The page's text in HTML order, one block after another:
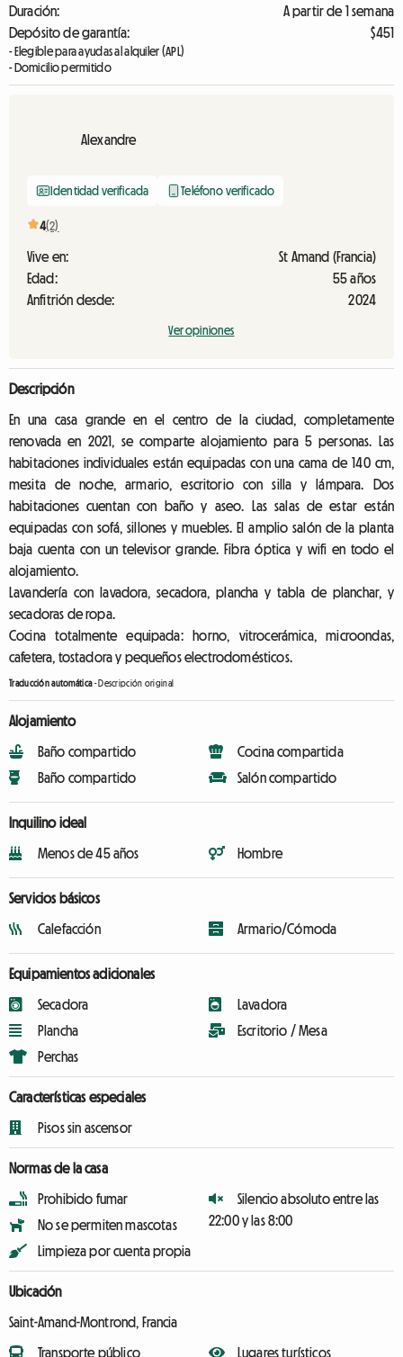
Duración:
A partir de 1 semana
Depósito de garantía:
$451
- Elegible para ayudas al alquiler (APL)
- Domicilio permitido
Alexandre
Identidad verificada Teléfono verificado
4(2)
Vive en:
St Amand (Francia)
Edad:
55 años
Anfitrión desde:
2024
Ver opiniones
Descripción
En una casa grande en el centro de la ciudad, completamente
renovada en 2021, se comparte alojamiento para 5 personas. Las
habitaciones individuales están equipadas con una cama de 140 cm,
mesita de noche, armario, escritorio con silla y lámpara. Dos
habitaciones cuentan con baño y aseo. Las salas de estar están
equipadas con sofá, sillones y muebles. El amplio salón de la planta
baja cuenta con un televisor grande. Fibra óptica y wifi en todo el
alojamiento.
Lavandería con lavadora, secadora, plancha y tabla de planchar, y
secadoras de ropa.
Cocina totalmente equipada: horno, vitrocerámica, microondas,
cafetera, tostadora y pequeños electrodomésticos.
Traducción automática-Descripción original
Alojamiento
Baño compartido
Baño compartido
Cocina compartida
Salón compartido
Inquilino ideal
Menos de 45 años Hombre
Servicios básicos
Calefacción Armario/Cómoda
Equipamientos adicionales
Secadora
Plancha
Perchas
Lavadora
Escritorio / Mesa
Características especiales
Pisos sin ascensor
Normas de la casa
Prohibido fumar
No se permiten mascotas
Limpieza por cuenta propia
Silencio absoluto entre las
22:00 y las 8:00
Ubicación
Saint-Amand-Montrond, Francia
Transporte público Lugares turísticos